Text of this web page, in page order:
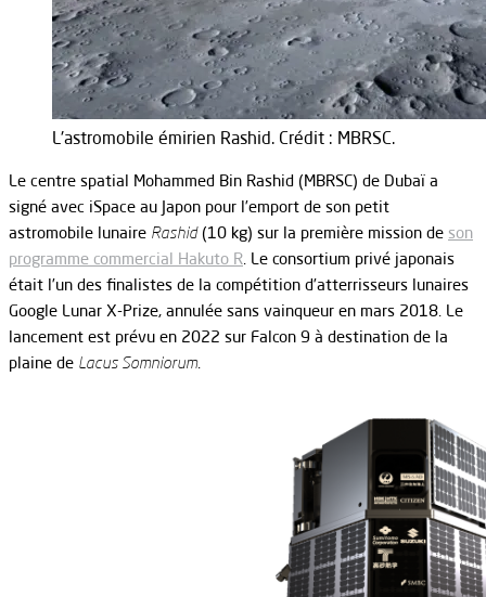
L'astromobile émirien Rashid. Crédit : MBRSC.
Le centre spatial Mohammed Bin Rashid (MBRSC) de Dubaï a
signé avec iSpace au Japon pour l’emport de son petit
astromobile lunaire Rashid(10 kg) sur la première mission de son
programme commercial Hakuto R. Le consortium privé japonais
était l’un des finalistes de la compétition d’atterrisseurs lunaires
Google Lunar X-Prize, annulée sans vainqueur en mars 2018. Le
lancement est prévu en 2022 sur Falcon 9 à destination de la
plaine de Lacus Somniorum.